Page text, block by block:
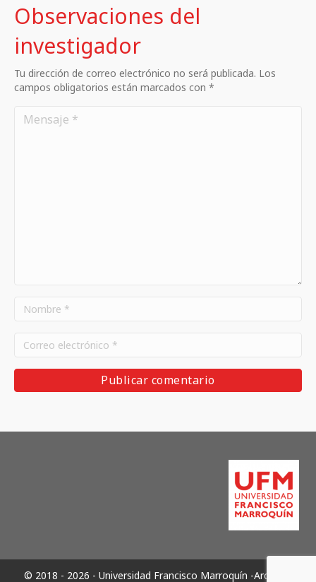
Observaciones del
investigador
Tu dirección de correo electrónico no será publicada. Los
campos obligatorios están marcados con *
© 2018 - 2026 - Universidad Francisco Marroquín -Archivos